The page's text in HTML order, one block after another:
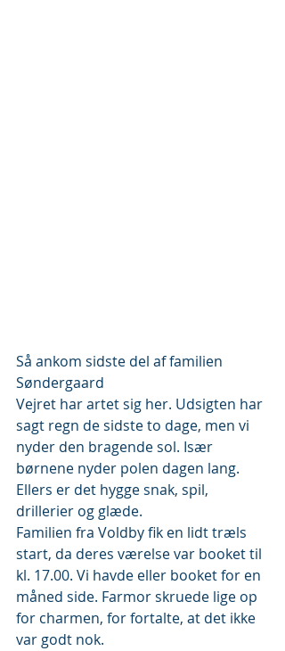
Så ankom sidste del af familien
Søndergaard
Vejret har artet sig her. Udsigten har
sagt regn de sidste to dage, men vi
nyder den bragende sol. Især
børnene nyder polen dagen lang.
Ellers er det hygge snak, spil,
drillerier og glæde.
Familien fra Voldby fik en lidt træls
start, da deres værelse var booket til
kl. 17.00. Vi havde eller booket for en
måned side. Farmor skruede lige op
for charmen, for fortalte, at det ikke
var godt nok.